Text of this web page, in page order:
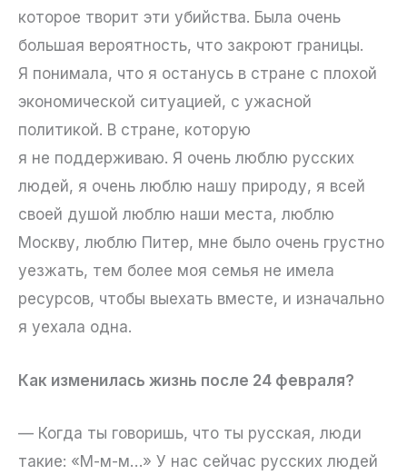
которое творит эти убийства. Была очень
большая вероятность, что закроют границы.
Я понимала, что я останусь в стране с плохой
экономической ситуацией, с ужасной
политикой. В стране, которую
я не поддерживаю. Я очень люблю русских
людей, я очень люблю нашу природу, я всей
своей душой люблю наши места, люблю
Москву, люблю Питер, мне было очень грустно
уезжать, тем более моя семья не имела
ресурсов, чтобы выехать вместе, и изначально
я уехала одна.
Как изменилась жизнь после 24 февраля?
— Когда ты говоришь, что ты русская, люди
такие: «М-м-м…» У нас сейчас русских людей